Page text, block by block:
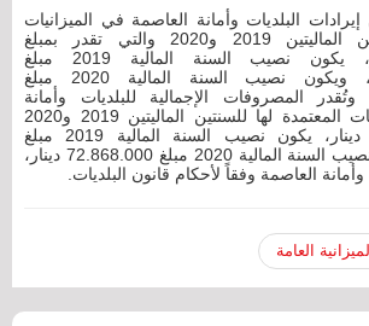
البلديات وأمانة العاصمة في الميزانيات
المعتمدة لها للسنتين الماليتين 2019 و2020 والتي تقدر بمبلغ
205.000.000 دينار، يكون نصيب السنة المالية 2019 مبلغ
100.000.000 دينار، ويكون نصيب السنة المالية 2020 مبلغ
دينار، وتُقدر المصروفات الإجمالية للبلديات وأمانة
العاصمة في الميزانيات المعتمدة لها للسنتين الماليتين 2019 و2020
بمبلغ 141.303.000 دينار، يكون نصيب السنة المالية 2019 مبلغ
68.435.000 دينار، ونصيب السنة المالية 2020 مبلغ 72.868.000 دينار،
وأمانة العاصمة وفقاً لأحكام قانون البلديات.
العامة